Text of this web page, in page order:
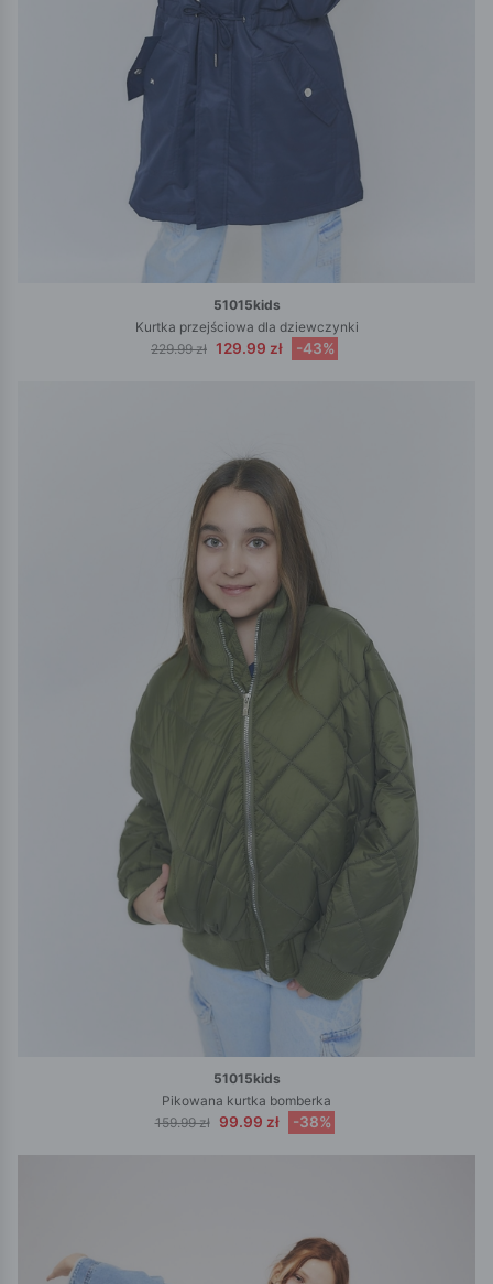
51015kids
Kurtka przejściowa dla dziewczynki
229.99 zł 129.99 zł -43%
51015kids
Pikowana kurtka bomberka
159.99 zł 99.99 zł -38%